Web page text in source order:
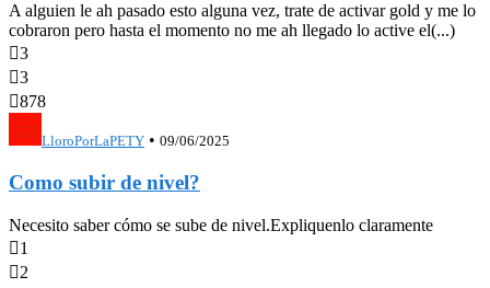
A alguien le ah pasado esto alguna vez, trate de activar gold y me lo
cobraron pero hasta el momento no me ah llegado lo active el(...)
3
3
878
LloroPorLaPETY • 09/06/2025
Como subir de nivel?
Necesito saber cómo se sube de nivel.Expliquenlo claramente
1
2